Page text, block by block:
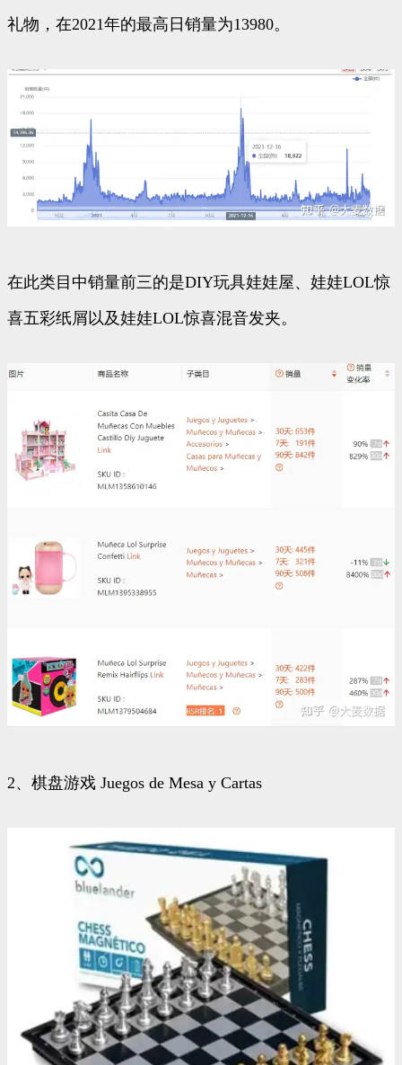
礼物，在2021年的最高日销量为13980。
在此类目中销量前三的是DIY玩具娃娃屋、娃娃LOL惊
喜五彩纸屑以及娃娃LOL惊喜混音发夹。
2、棋盘游戏 Juegos de Mesa y Cartas